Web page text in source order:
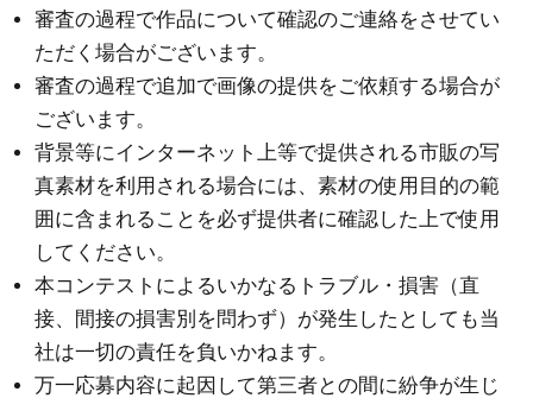
審査の過程で作品について確認のご連絡をさせてい
ただく場合がございます。
審査の過程で追加で画像の提供をご依頼する場合が
ございます。
背景等にインターネット上等で提供される市販の写
真素材を利用される場合には、素材の使用目的の範
囲に含まれることを必ず提供者に確認した上で使用
してください。
本コンテストによるいかなるトラブル・損害（直
接、間接の損害別を問わず）が発生したとしても当
社は一切の責任を負いかねます。
万一応募内容に起因して第三者との間に紛争が生じ